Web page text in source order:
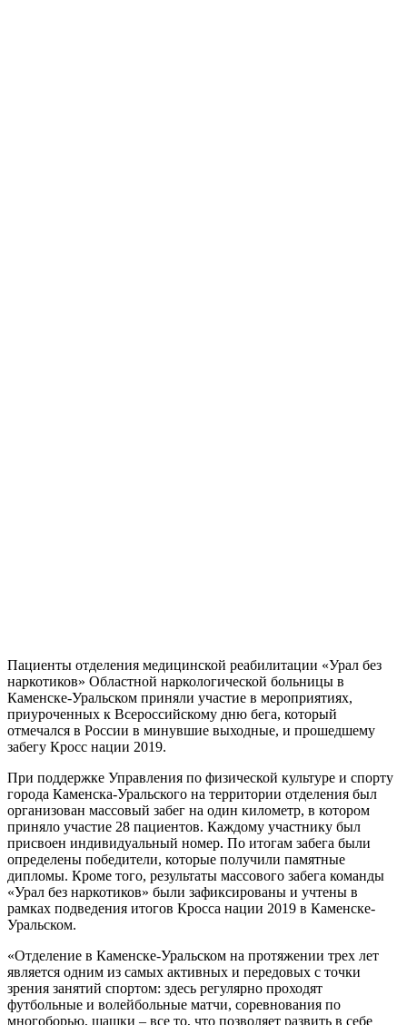
Пациенты отделения медицинской реабилитации «Урал без
наркотиков» Областной наркологической больницы в
Каменске-Уральском приняли участие в мероприятиях,
приуроченных к Всероссийскому дню бега, который
отмечался в России в минувшие выходные, и прошедшему
забегу Кросс нации 2019.
При поддержке Управления по физической культуре и спорту
города Каменска-Уральского на территории отделения был
организован массовый забег на один километр, в котором
приняло участие 28 пациентов. Каждому участнику был
присвоен индивидуальный номер. По итогам забега были
определены победители, которые получили памятные
дипломы. Кроме того, результаты массового забега команды
«Урал без наркотиков» были зафиксированы и учтены в
рамках подведения итогов Кросса нации 2019 в Каменске-
Уральском.
«Отделение в Каменске-Уральском на протяжении трех лет
является одним из самых активных и передовых с точки
зрения занятий спортом: здесь регулярно проходят
футбольные и волейбольные матчи, соревнования по
многоборью, шашки – все то, что позволяет развить в себе